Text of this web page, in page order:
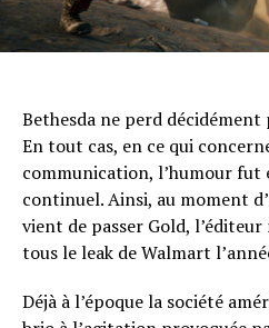
Bethesda ne perd décidément
En tout cas, en ce qui
communication, l’humour
continuel. Ainsi, au moment
vient de passer Gold,
tous le leak de Walmart
Déjà à l’époque la société